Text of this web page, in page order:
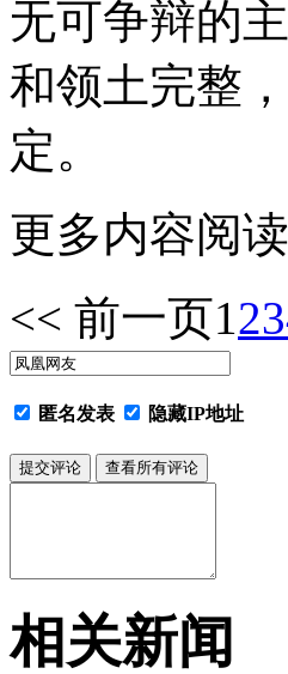
无可争辩的
和领土完整
定。
更多内容阅
<< 前一页123
匿名发表 隐藏IP地址
相关新闻